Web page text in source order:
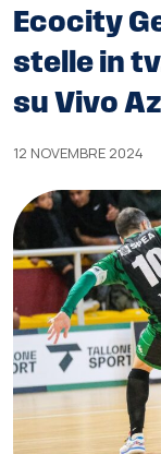
Ecocity
stelle in
su Vivo
12 NOVEMBRE 2024